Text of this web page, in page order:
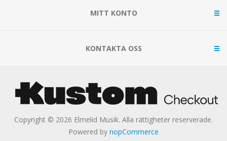
MITT KONTO
KONTAKTA OSS
Copyright © 2026 Elmelid Musik. Alla rättigheter reserverade.
Powered by nopCommerce